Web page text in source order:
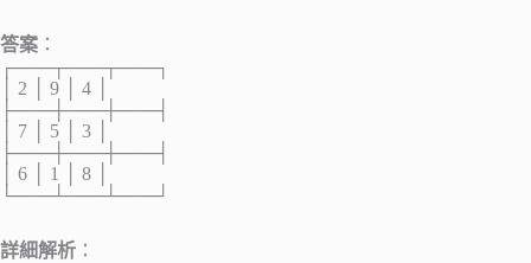
答案 ：
┌───┬───┬───┐
│ 2 │ 9 │ 4 │
├───┼───┼───┤
│ 7 │ 5 │ 3 │
├───┼───┼───┤
│ 6 │ 1 │ 8 │
└───┴───┴───┘
詳細解析 ：